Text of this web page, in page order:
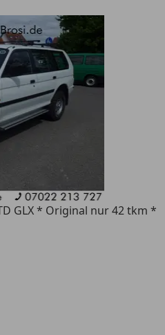
GLX * Original nur 42 tkm *